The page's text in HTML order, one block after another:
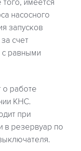
имеется
насосного
запусков
счет
с равными
о работе
КНС.
при
в резервуар по